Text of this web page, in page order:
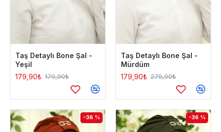
Taş Detaylı Bone Şal -
Yeşil
179,90₺ 179,90₺
Taş Detaylı Bone Şal -
Mürdüm
179,90₺ 279,90₺
-36 % -36 %